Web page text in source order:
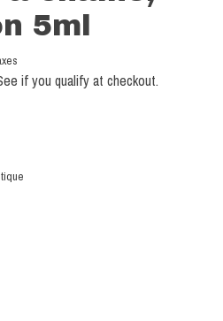
5ml
if you qualify at checkout.